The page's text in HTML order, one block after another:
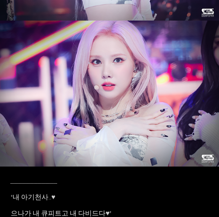
____________
"내 아기천사..♥
으나가 내 큐피트고 내 다비드다♥"